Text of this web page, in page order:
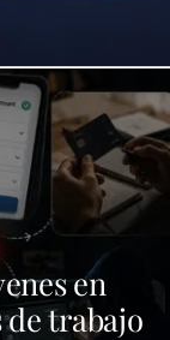
en
trabajo